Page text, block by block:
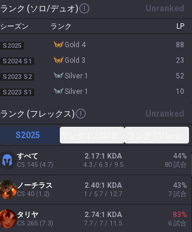
ランク (ソロ/デュオ) Unranked
シーズン ランク LP
S2025 gold 4 88
S2024 S1 gold 3 23
S2023 S2 silver 1 52
S2023 S1 silver 1 10
ランク (フレックス) Unranked
S2025
すべて
CS 145 (4.7)
2.17:1 KDA
4.3 / 6.3 / 9.5
44%
80 試合
ノーチラス
CS 40 (1.2)
2.40:1 KDA
1 / 5.7 / 12.7
43%
7 試合
タリヤ
CS 265 (7.3)
2.74:1 KDA
7.7 / 7 / 11.5
83%
6 試合